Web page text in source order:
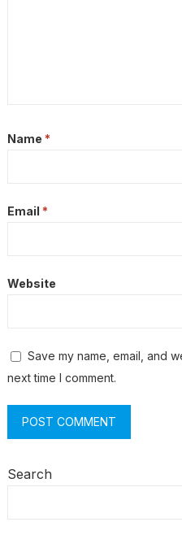
Name *
Email *
Website
Save my name, email, and
next time I comment.
Search